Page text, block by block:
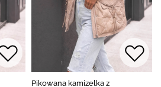
Pikowana kamizelka z